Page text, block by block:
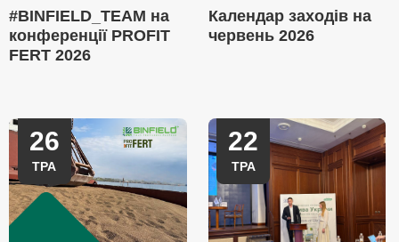
#BINFIELD_TEAM на
конференції PROFIT
FERT 2026
Календар заходів на
червень 2026
26
ТРА
22
ТРА